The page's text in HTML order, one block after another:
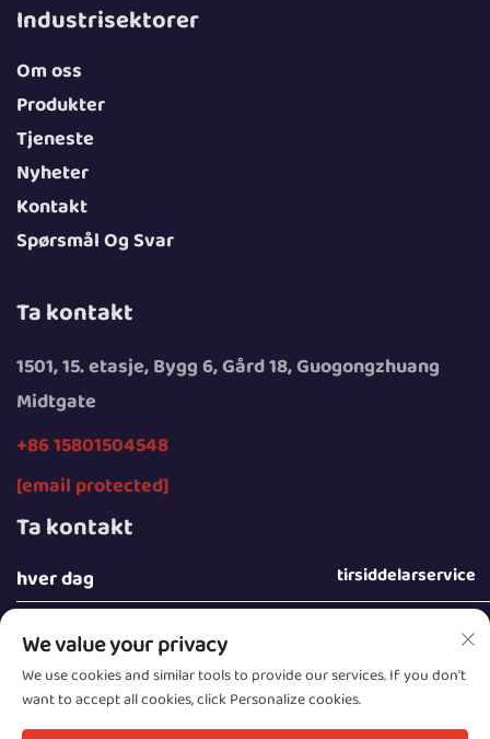
Industrisektorer
Om oss
Produkter
Tjeneste
Nyheter
Kontakt
Spørsmål Og Svar
Ta kontakt
1501, 15. etasje, Bygg 6, Gård 18, Guogongzhuang
Midtgate
+86 15801504548
[email protected]
Ta kontakt
hver dag tirsiddelarservice
Opphavsrett © 2025 av Beijing Sunday Campers Co.,
We value your privacy
We use cookies and similar tools to provide our services. If you don't
want to accept all cookies, click Personalize cookies.